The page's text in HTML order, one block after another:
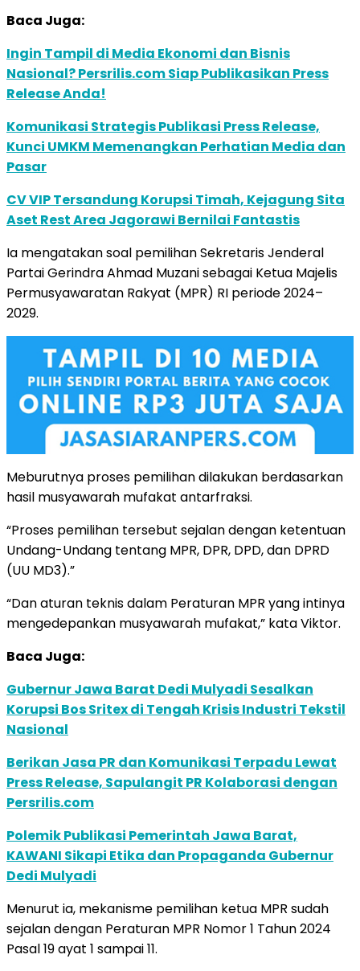
Baca Juga:
Ingin Tampil di Media Ekonomi dan Bisnis
Nasional? Persrilis.com Siap Publikasikan Press
Release Anda!
Komunikasi Strategis Publikasi Press Release,
Kunci UMKM Memenangkan Perhatian Media dan
Pasar
CV VIP Tersandung Korupsi Timah, Kejagung Sita
Aset Rest Area Jagorawi Bernilai Fantastis
Ia mengatakan soal pemilihan Sekretaris Jenderal
Partai Gerindra Ahmad Muzani sebagai Ketua Majelis
Permusyawaratan Rakyat (MPR) RI periode 2024–
2029.
Meburutnya proses pemilihan dilakukan berdasarkan
hasil musyawarah mufakat antarfraksi.
“Proses pemilihan tersebut sejalan dengan ketentuan
Undang-Undang tentang MPR, DPR, DPD, dan DPRD
(UU MD3).”
“Dan aturan teknis dalam Peraturan MPR yang intinya
mengedepankan musyawarah mufakat,” kata Viktor.
Baca Juga:
Gubernur Jawa Barat Dedi Mulyadi Sesalkan
Korupsi Bos Sritex di Tengah Krisis Industri Tekstil
Nasional
Berikan Jasa PR dan Komunikasi Terpadu Lewat
Press Release, Sapulangit PR Kolaborasi dengan
Persrilis.com
Polemik Publikasi Pemerintah Jawa Barat,
KAWANI Sikapi Etika dan Propaganda Gubernur
Dedi Mulyadi
Menurut ia, mekanisme pemilihan ketua MPR sudah
sejalan dengan Peraturan MPR Nomor 1 Tahun 2024
Pasal 19 ayat 1 sampai 11.